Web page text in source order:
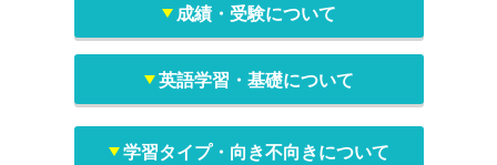
成績・受験について
英語学習・基礎について
学習タイプ・向き不向きについて